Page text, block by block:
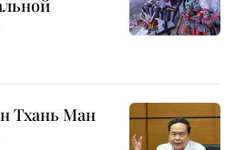
Тхань Ман